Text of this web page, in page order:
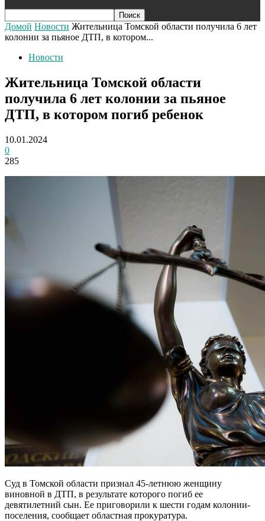
Домой Новости Жительница Томской области получила 6 лет
колонии за пьяное ДТП, в котором...
Новости
Жительница Томской области
получила 6 лет колонии за пьяное
ДТП, в котором погиб ребенок
10.01.2024
0
285
Суд в Томской области признал 45-летнюю женщину
виновной в ДТП, в результате которого погиб ее
девятилетний сын. Ее приговорили к шести годам колонии-
поселения, сообщает областная прокуратура.